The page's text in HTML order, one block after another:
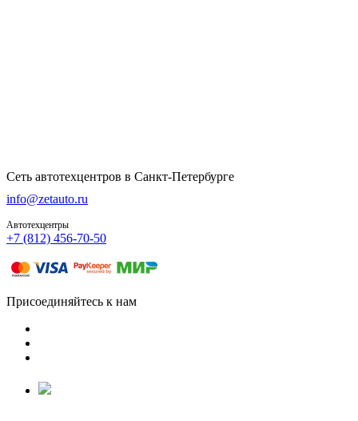
Сеть автотехцентров в Санкт-Петербурге
info@zetauto.ru
Автотехцентры
+7 (812) 456-70-50
Присоединяйтесь к нам